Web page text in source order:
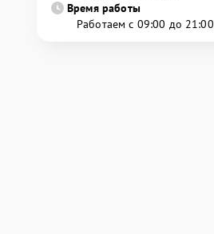
Время работы
Работаем с 09:00 до 21:00